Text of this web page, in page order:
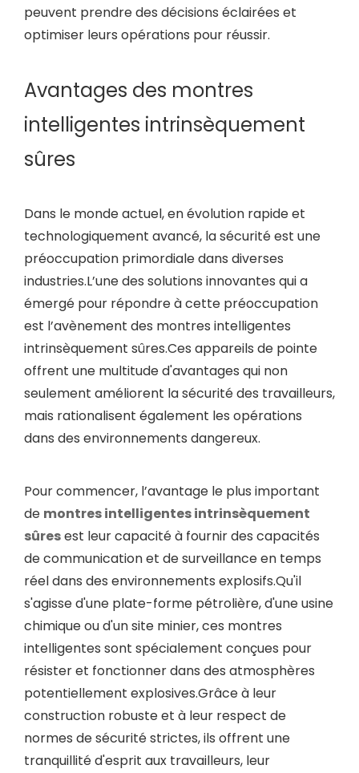
peuvent prendre des décisions éclairées et
optimiser leurs opérations pour réussir.
Avantages des montres
intelligentes intrinsèquement
sûres
Dans le monde actuel, en évolution rapide et
technologiquement avancé, la sécurité est une
préoccupation primordiale dans diverses
industries.L’une des solutions innovantes qui a
émergé pour répondre à cette préoccupation
est l’avènement des montres intelligentes
intrinsèquement sûres.Ces appareils de pointe
offrent une multitude d'avantages qui non
seulement améliorent la sécurité des travailleurs,
mais rationalisent également les opérations
dans des environnements dangereux.
Pour commencer, l’avantage le plus important
de montres intelligentes intrinsèquement
sûresest leur capacité à fournir des capacités
de communication et de surveillance en temps
réel dans des environnements explosifs.Qu'il
s'agisse d'une plate-forme pétrolière, d'une usine
chimique ou d'un site minier, ces montres
intelligentes sont spécialement conçues pour
résister et fonctionner dans des atmosphères
potentiellement explosives.Grâce à leur
construction robuste et à leur respect de
normes de sécurité strictes, ils offrent une
tranquillité d'esprit aux travailleurs, leur